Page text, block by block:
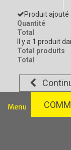
Produit ajouté
Quantité
Total
Il y a 1 produit
Total produits
Total
Menu